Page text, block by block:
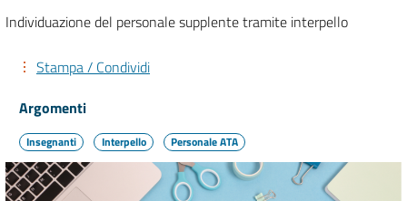
Individuazione del personale supplente tramite interpello
Stampa / Condividi
Argomenti
Insegnanti Interpello Personale ATA